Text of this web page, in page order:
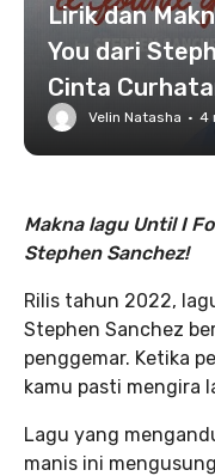
Lirik dan
You dari
Cinta
Velin Natasha · 4
Makna lagu Until I
Stephen Sanchez!
Rilis tahun 2022,
Stephen Sanchez
penggemar. Ketika
kamu pasti mengira
Lagu yang
manis ini